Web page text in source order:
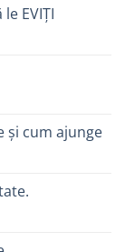
EVIȚI
și cum ajunge